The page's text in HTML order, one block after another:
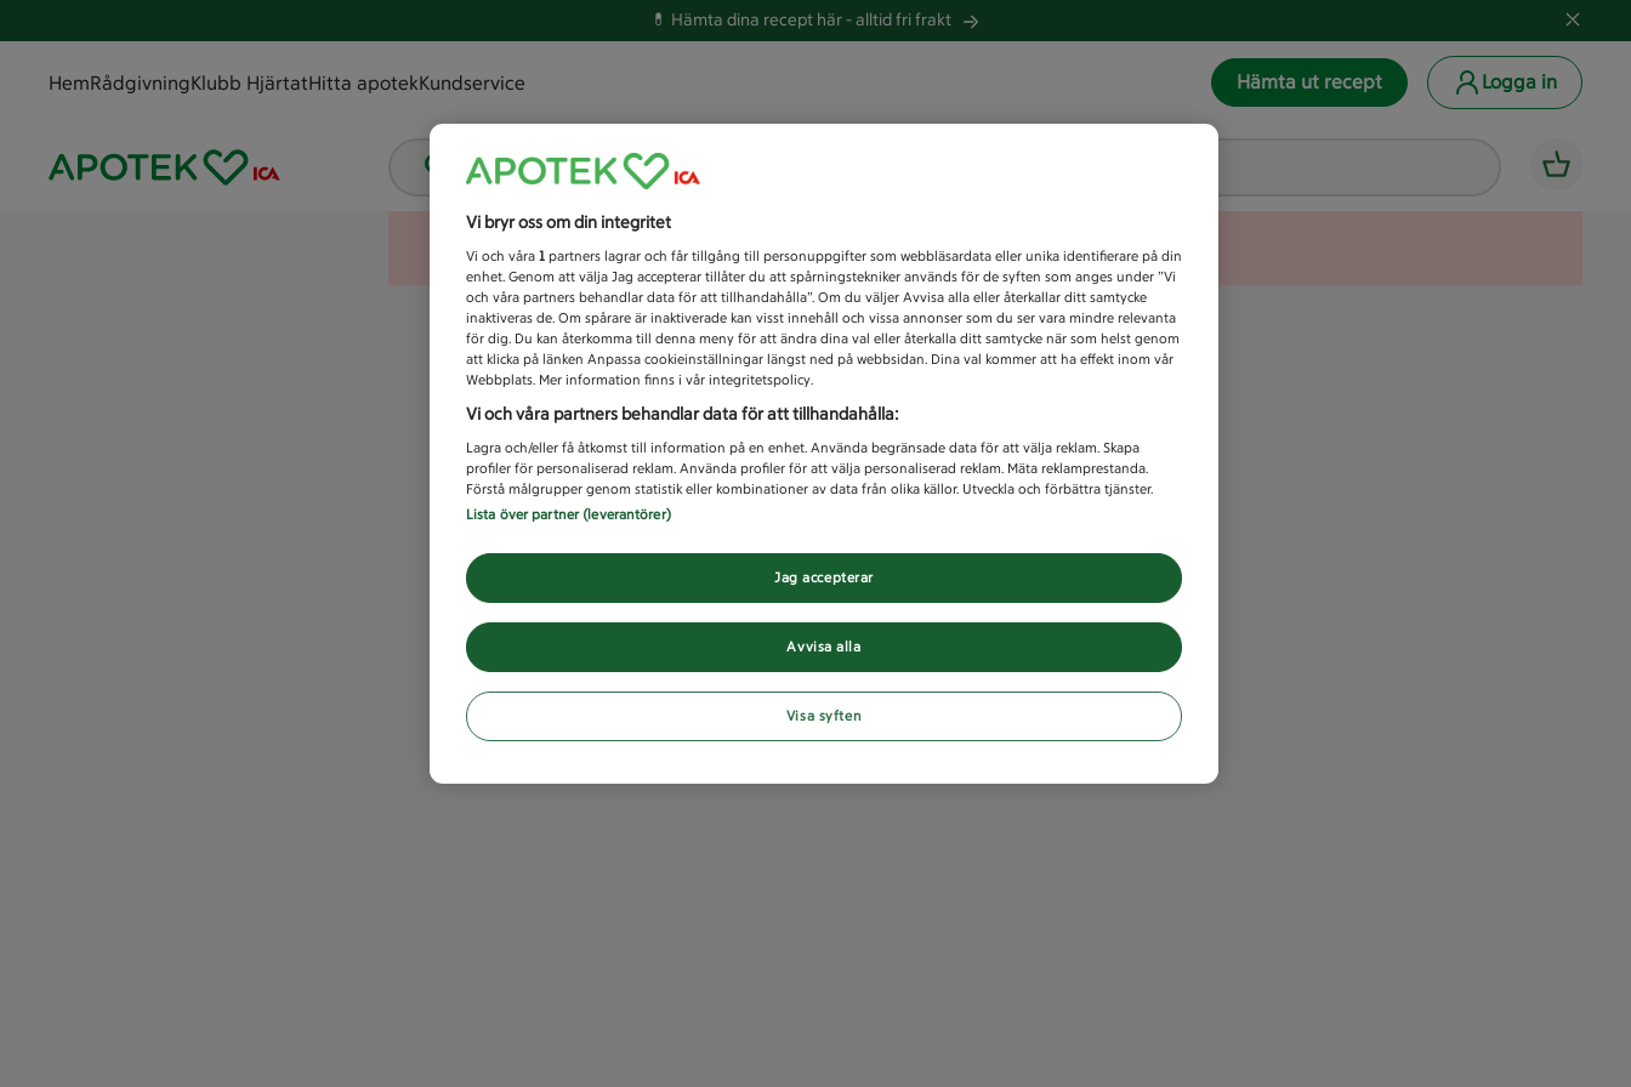
💊 Hämta dina recept här -alltid fri frakt
HemRådgivningKlubb HjärtatHitta apotekKundservice Hämta ut recept Logga in
Vad letar du efter idag?
Unknown error
Vi bryr oss om din integritet
Vi och våra 1 partners lagrar och får tillgång till personuppgifter som webbläsardata eller unika identifierare på din
enhet. Genom att välja Jag accepterar tillåter du att spårningstekniker används för de syften som anges under ”Vi
och våra partners behandlar data för att tillhandahålla”. Om du väljer Avvisa alla eller återkallar ditt samtycke
inaktiveras de. Om spårare är inaktiverade kan visst innehåll och vissa annonser som du ser vara mindre relevanta
för dig. Du kan återkomma till denna meny för att ändra dina val eller återkalla ditt samtycke när som helst genom
att klicka på länken Anpassa cookieinställningar längst ned på webbsidan. Dina val kommer att ha effekt inom vår
Webbplats. Mer information finns i vår integritetspolicy.
Vi och våra partners behandlar data för att tillhandahålla:
Lagra och/eller få åtkomst till information på en enhet. Använda begränsade data för att välja reklam. Skapa
profiler för personaliserad reklam. Använda profiler för att välja personaliserad reklam. Mäta reklamprestanda.
Förstå målgrupper genom statistik eller kombinationer av data från olika källor. Utveckla och förbättra tjänster.
Lista över partner (leverantörer)
Avvisa alla
Jag accepterar
Visa syften